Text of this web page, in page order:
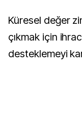
Küresel değer
çıkmak için
desteklemeyi